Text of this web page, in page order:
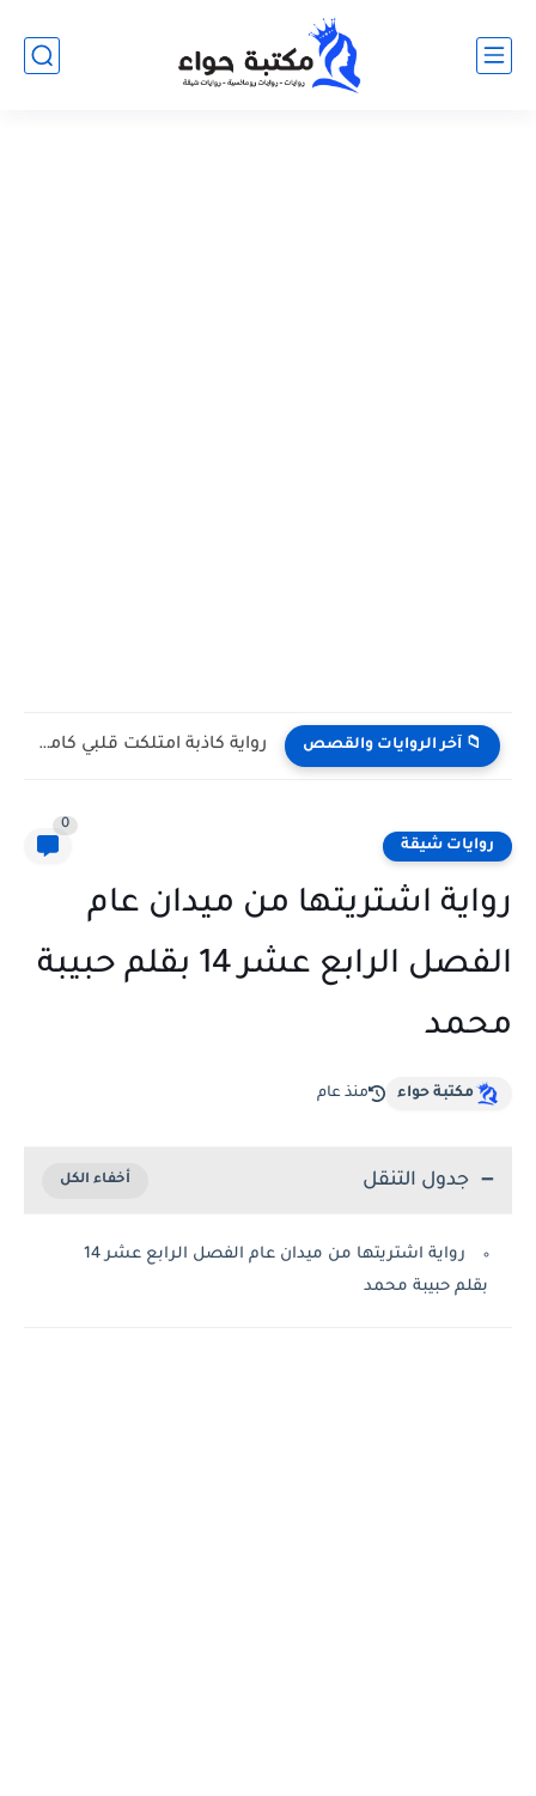
📁 آخر الروايات والقصص رواية كاذبة امتلكت قلبي كامله وحصريه بقلم رولا هاني
روايات شيقة
0
رواية اشتريتها من ميدان عام
الفصل الرابع عشر 14 بقلم حبيبة
محمد
مكتبة حواء منذ عام
جدول التنقل
رواية اشتريتها من ميدان عام الفصل الرابع عشر 14
بقلم حبيبة محمد